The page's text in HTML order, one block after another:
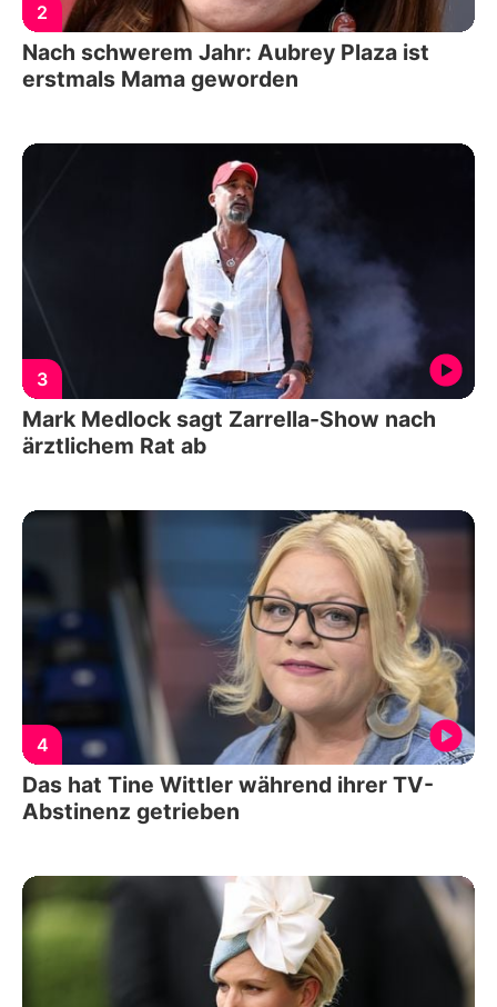
2
Nach schwerem Jahr: Aubrey Plaza ist
erstmals Mama geworden
3
Mark Medlock sagt Zarrella-Show nach
ärztlichem Rat ab
4
Das hat Tine Wittler während ihrer TV-
Abstinenz getrieben